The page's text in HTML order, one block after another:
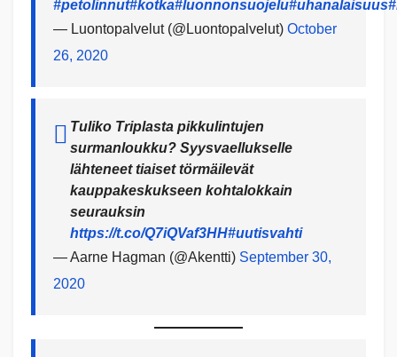
#petolinnut#kotka#luonnonsuojelu#uhanalaisuus
— Luontopalvelut (@Luontopalvelut) October
26, 2020
Tuliko Triplasta pikkulintujen
surmanloukku? Syysvaellukselle
lähteneet tiaiset törmäilevät
kauppakeskukseen kohtalokkain
seurauksin
https://t.co/Q7iQVaf3HH#uutisvahti
— Aarne Hagman (@Akentti) September 30,
2020